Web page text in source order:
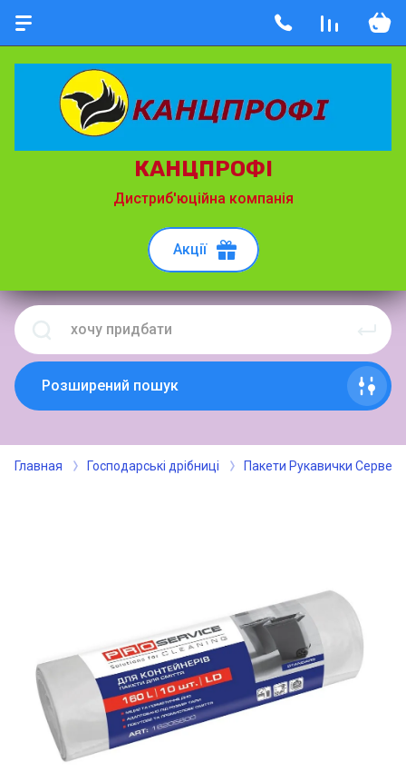
КАНЦПРОФІ
Дистриб'юційна компанія
Акції
Розширений пошук
Главная Господарські дрібниці Пакети Рукавички